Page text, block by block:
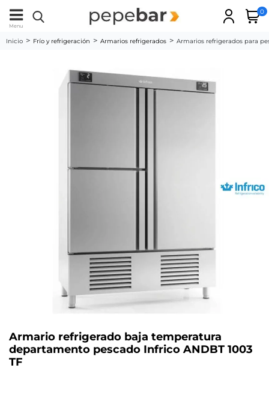
Menu
0
Inicio Frío y refrigeración Armarios refrigerados Armarios refrigerados para
Armario refrigerado baja temperatura
departamento pescado Infrico ANDBT 1003
TF